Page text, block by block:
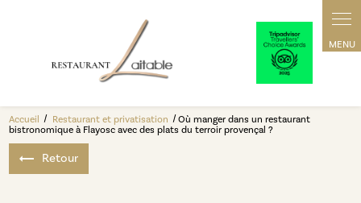
Accueil Restaurant et privatisation
Où manger dans un restaurant
bistronomique à Flayosc avec des plats du terroir provençal ?
Retour